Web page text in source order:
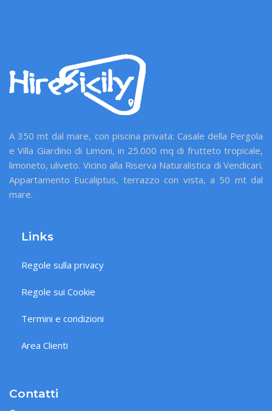
A 350 mt dal mare, con piscina privata: Casale della Pergola
e Villa Giardino di Limoni, in 25.000 mq di frutteto tropicale,
limoneto, uliveto. Vicino alla Riserva Naturalistica di Vendicari.
Appartamento Eucaliptus, terrazzo con vista, a 50 mt dal
mare.
Links
Regole sulla privacy
Regole sui Cookie
Termini e condizioni
Area Clienti
Contatti